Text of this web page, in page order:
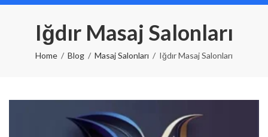
Iğdır Masaj Salonları
Home Blog Masaj Salonları Iğdır Masaj Salonları